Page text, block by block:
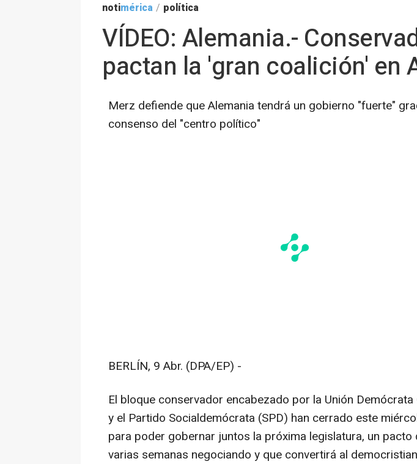
notimérica / política
VÍDEO: Alemania.-
pactan la 'gran coalición' en
Merz defiende que Alemania tendrá un gobierno "fuerte"
consenso del "centro político"
BERLÍN, 9 Abr. (DPA/EP) -
El bloque conservador encabezado por la Unión Demócrata
y el Partido Socialdemócrata (SPD) han cerrado este
para poder gobernar juntos la próxima legislatura, un pacto
varias semanas negociando y que convertirá al